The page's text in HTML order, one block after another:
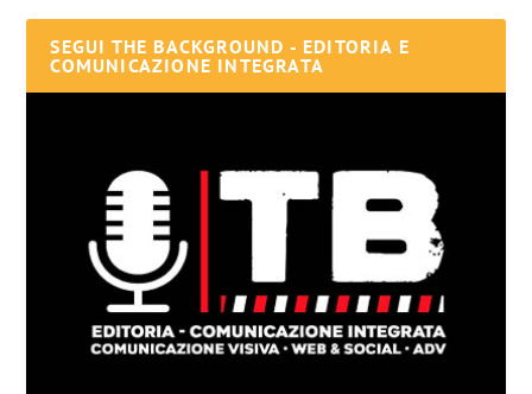
SEGUI THE BACKGROUND - EDITORIA E
COMUNICAZIONE INTEGRATA